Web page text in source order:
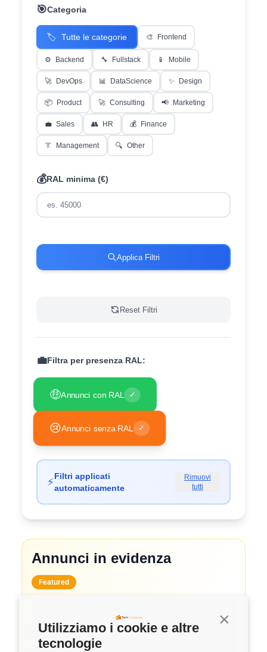
Continua
Utilizziamo i cookie e altre
tecnologie
🎯Categoria
🏷️ Tutte le categorie 🎨 Frontend
⚙️ Backend 🔧 Fullstack 📱 Mobile
🚀 DevOps 📊 DataScience ✨ Design
📦 Product 🚀 Consulting 📢 Marketing
💼 Sales 👥 HR 💰 Finance
👔 Management 🔍 Other
💰RAL minima (€)
Applica Filtri
Reset Filtri
💼Filtra per presenza RAL:
🤑Annunci con RAL ✓
😢Annunci senza RAL ✓
⚡Filtri applicati
automaticamente
Rimuovi
tutti
Annunci in evidenza
Featured
System Administrator